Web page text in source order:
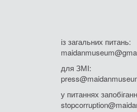
із загальних питань:
для ЗМІ:
у питаннях